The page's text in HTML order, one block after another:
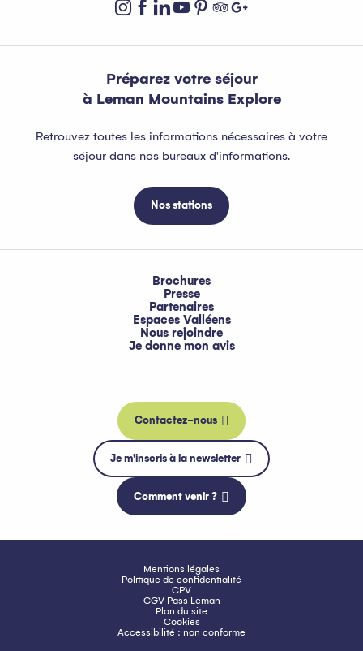
Préparez votre séjour
à Leman Mountains Explore
Retrouvez toutes les informations nécessaires à votre
séjour dans nos bureaux d'informations.
Nos stations
Brochures
Presse
Partenaires
Espaces Valléens
Nous rejoindre
Je donne mon avis
Contactez-nous
Je m'inscris à la newsletter
Comment venir ?
Mentions légales
Politique de confidentialité
CPV
CGV Pass Leman
Plan du site
Cookies
Accessibilité : non conforme